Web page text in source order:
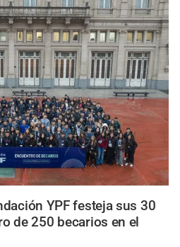
YPF festeja sus 30
de 250 becarios en el